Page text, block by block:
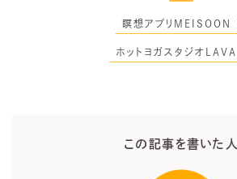
瞑想アプリMEISOON
ホットヨガスタジオLAVA
この記事を書いた人